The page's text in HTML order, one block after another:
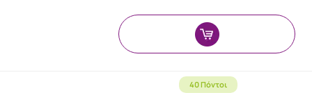
40 Πόντοι